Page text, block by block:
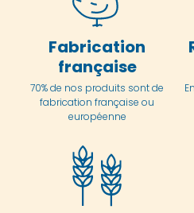
Fabrication
française
70% de nos produits sont de
fabrication française ou
européenne
En